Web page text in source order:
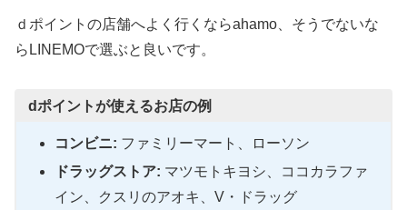
ｄポイントの店舗へよく行くならahamo、そうでないな
らLINEMOで選ぶと良いです。
dポイントが使えるお店の例
コンビニ: ファミリーマート、ローソン
ドラッグストア: マツモトキヨシ、ココカラファ
イン、クスリのアオキ、V・ドラッグ